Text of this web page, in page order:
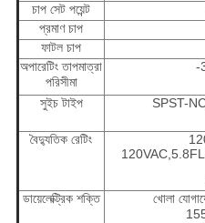
চাপ সেট পয়েন্ট
প্রমাণ চাপ
ফাটল চাপ
অপারেটিং তাপমাত্রা
পরিসীমা
-
সুইচ টাইপ
SPST-
বৈদ্যুতিক রেটিং
ডায়েলেক্ট্রিক শক্তি
খোলা